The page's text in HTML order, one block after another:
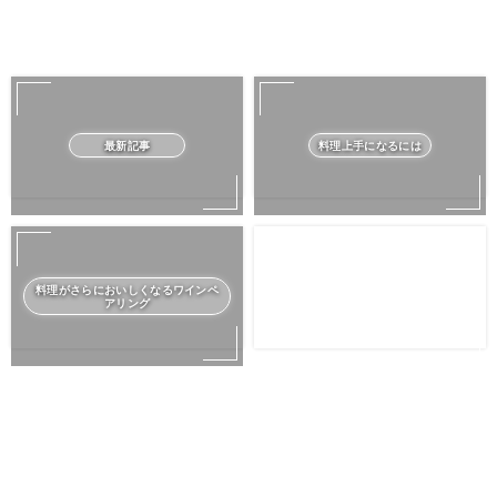
最新記事 料理上手になるには
料理がさらにおいしくなるワインペ
アリング